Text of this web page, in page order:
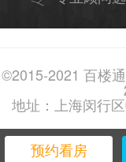
©2015-2021 百楼
地址：上海闵行
预约看房